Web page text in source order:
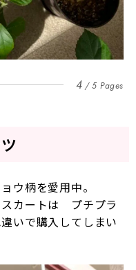
4 5 Pages
ウ柄を愛用中。
カートは プチプラ
いで購入してしまい